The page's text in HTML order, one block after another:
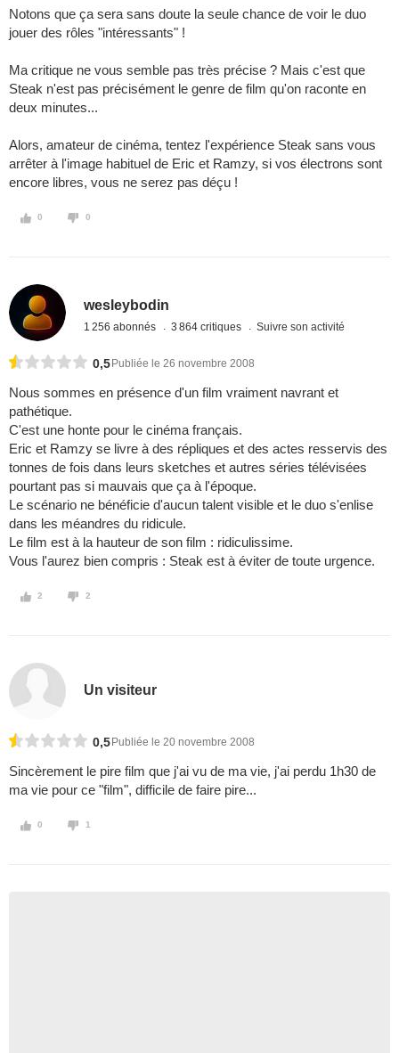
Notons que ça sera sans doute la seule chance de voir le duo
jouer des rôles "intéressants" !
Ma critique ne vous semble pas très précise ? Mais c'est que
Steak n'est pas précisément le genre de film qu'on raconte en
deux minutes...
Alors, amateur de cinéma, tentez l'expérience Steak sans vous
arrêter à l'image habituel de Eric et Ramzy, si vos électrons sont
encore libres, vous ne serez pas déçu !
0 0
wesleybodin
1 256 abonnés 3 864 critiques Suivre son activité
0,5 Publiée le 26 novembre 2008
Nous sommes en présence d'un film vraiment navrant et
pathétique.
C'est une honte pour le cinéma français.
Eric et Ramzy se livre à des répliques et des actes resservis des
tonnes de fois dans leurs sketches et autres séries télévisées
pourtant pas si mauvais que ça à l'époque.
Le scénario ne bénéficie d'aucun talent visible et le duo s'enlise
dans les méandres du ridicule.
Le film est à la hauteur de son film : ridiculissime.
Vous l'aurez bien compris : Steak est à éviter de toute urgence.
2 2
Un visiteur
0,5 Publiée le 20 novembre 2008
Sincèrement le pire film que j'ai vu de ma vie, j'ai perdu 1h30 de
ma vie pour ce "film", difficile de faire pire...
0 1